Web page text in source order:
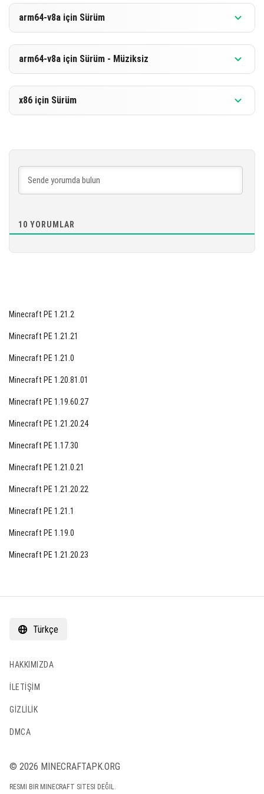
[246.45 MB]
arm64-v8a için Sürüm
arm64-v8a için Sürüm - Müziksiz
x86 için Sürüm
10 YORUMLAR
Minecraft PE 1.21.2
Minecraft PE 1.21.21
Minecraft PE 1.21.0
Minecraft PE 1.20.81.01
Minecraft PE 1.19.60.27
Minecraft PE 1.21.20.24
Minecraft PE 1.17.30
Minecraft PE 1.21.0.21
Minecraft PE 1.21.20.22
Minecraft PE 1.21.1
Minecraft PE 1.19.0
Minecraft PE 1.21.20.23
Türkçe
HAKKIMIZDA
İLETIŞIM
GIZLILIK
DMCA
© 2026 MINECRAFTAPK.ORG
RESMI BIR MINECRAFT SITESI DEĞIL.